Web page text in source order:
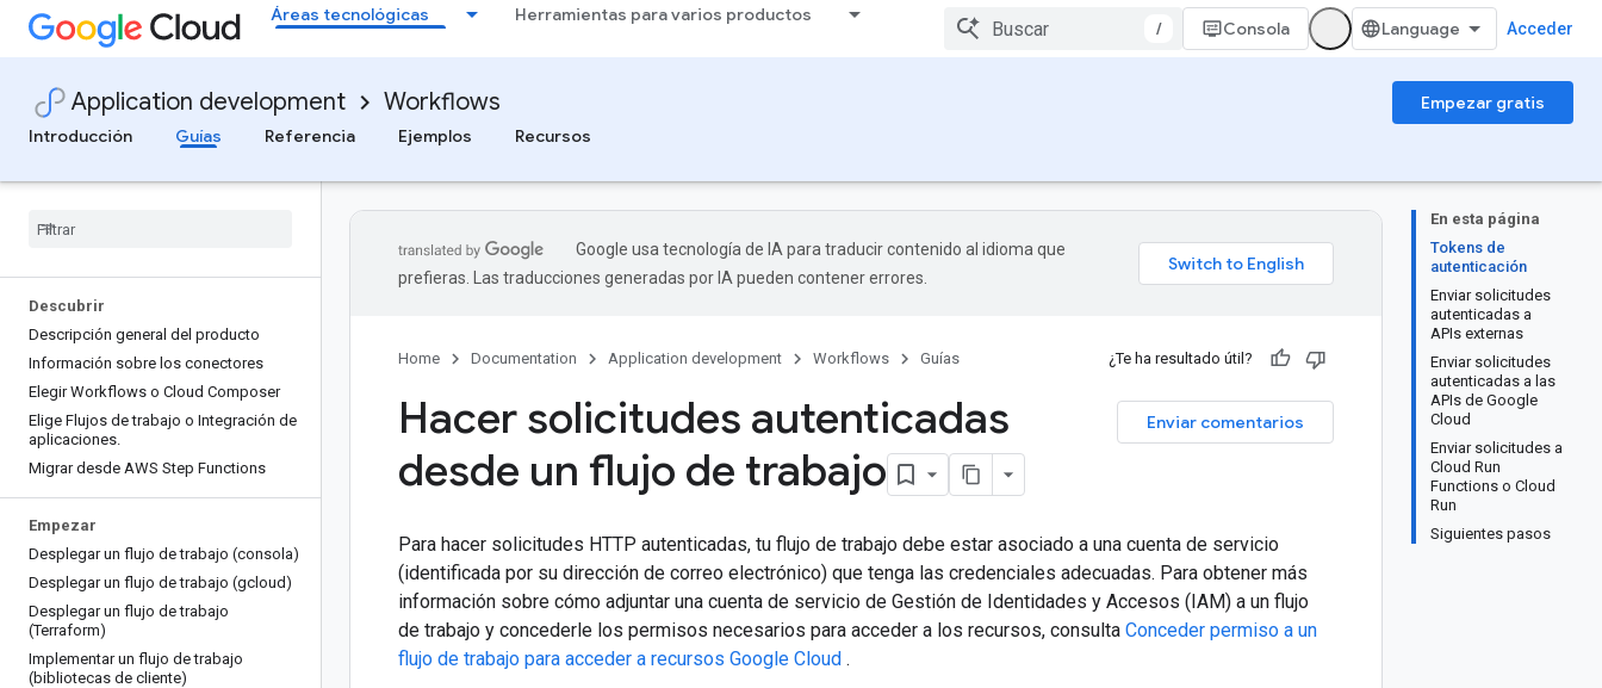
Áreas tecnológicas Herramientas para varios productos
/ Consola Acceder
Application development Workflows
Empezar gratis
Introducción
Guías Referencia Ejemplos Recursos
Descubrir
Descripción general del producto
Información sobre los conectores
Elegir Workflows o Cloud Composer
Elige Flujos de trabajo o Integración de
aplicaciones.
Migrar desde AWS Step Functions
Empezar
Desplegar un flujo de trabajo (consola)
Desplegar un flujo de trabajo (gcloud)
Desplegar un flujo de trabajo
(Terraform)
Implementar un flujo de trabajo
(bibliotecas de cliente)
En esta página
Tokens de
autenticación
Enviar solicitudes
autenticadas a
APIs externas
Enviar solicitudes
autenticadas a las
APIs de Google
Cloud
Enviar solicitudes a
Cloud Run
Functions o Cloud
Run
Siguientes pasos
Google usa tecnología de IA para traducir contenido al idioma que
prefieras. Las traducciones generadas por IA pueden contener errores.
Home Documentation Application development Workflows Guías ¿Te ha resultado útil?
Enviar comentarios
Hacer solicitudes autenticadas
desde un flujo de trabajo
Para hacer solicitudes HTTP autenticadas, tu flujo de trabajo debe estar asociado a una cuenta de servicio
(identificada por su dirección de correo electrónico) que tenga las credenciales adecuadas. Para obtener más
información sobre cómo adjuntar una cuenta de servicio de Gestión de Identidades y Accesos (IAM) a un flujo
de trabajo y concederle los permisos necesarios para acceder a los recursos, consulta Conceder permiso a un
flujo de trabajo para acceder a recursos Google Cloud .